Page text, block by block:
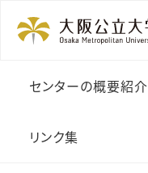
センターの概要紹介
リンク集